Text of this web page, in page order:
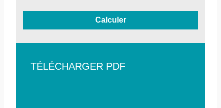
Calculer
TÉLÉCHARGER PDF